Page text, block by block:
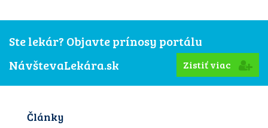
Ste lekár? Objavte prínosy portálu
NávštevaLekára.sk
Zistiť viac
Články